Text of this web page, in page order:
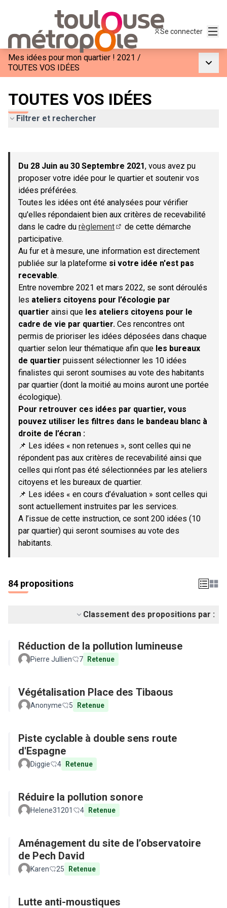
Se connecter
Mes idées pour mon quartier ! 2021 /
TOUTES VOS IDÉES
TOUTES VOS IDÉES
Filtrer et rechercher
−
Du 28 Juin au 30 Septembre 2021, vous avez pu
proposer votre idée pour le quartier et soutenir vos
idées préférées.
Toutes les idées ont été analysées pour vérifier
qu'elles répondaient bien aux critères de recevabilité
dans le cadre du règlement
de cette démarche
participative.
Au fur et à mesure, une information est directement
publiée sur la plateforme si votre idée n'est pas
recevable.
Entre novembre 2021 et mars 2022, se sont déroulés
les ateliers citoyens pour l’écologie par
quartier ainsi que les ateliers citoyens pour le
cadre de vie par quartier. Ces rencontres ont
permis de prioriser les idées déposées dans chaque
quartier selon leur thématique afin que les bureaux
de quartier puissent sélectionner les 10 idées
finalistes qui seront soumises au vote des habitants
par quartier (dont la moitié au moins auront une portée
écologique).
Pour retrouver ces idées par quartier, vous
pouvez utiliser les filtres dans le bandeau blanc à
droite de l’écran :
📌 Les idées « non retenues », sont celles qui ne
répondent pas aux critères de recevabilité ainsi que
celles qui n’ont pas été sélectionnées par les ateliers
citoyens et les bureaux de quartier.
📌 Les idées « en cours d’évaluation » sont celles qui
sont actuellement instruites par les services.
A l’issue de cette instruction, ce sont 200 idées (10
par quartier) qui seront soumises au vote des
habitants.
84 propositions
Classement des propositions par :
Réduction de la pollution lumineuse
Pierre Jullien 7 Retenue
Végétalisation Place des Tibaous
Anonyme 5 Retenue
Piste cyclable à double sens route
d'Espagne
Diggie 4 Retenue
Réduire la pollution sonore
Helene31201 4 Retenue
Aménagement du site de l’observatoire
de Pech David
Karen 25 Retenue
Lutte anti-moustiques